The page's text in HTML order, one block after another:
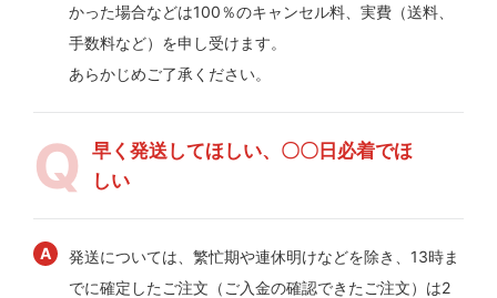
かった場合などは100％のキャンセル料、実費（送料、
手数料など）を申し受けます。
あらかじめご了承ください。
早く発送してほしい、〇〇日必着でほ
しい
発送については、繁忙期や連休明けなどを除き、13時ま
でに確定したご注文（ご入金の確認できたご注文）は2